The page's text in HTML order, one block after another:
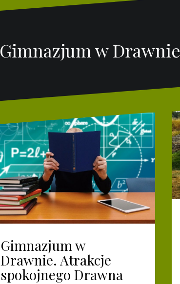
Gimnazjum w Drawnie
Gimnazjum w
Drawnie. Atrakcje
spokojnego Drawna